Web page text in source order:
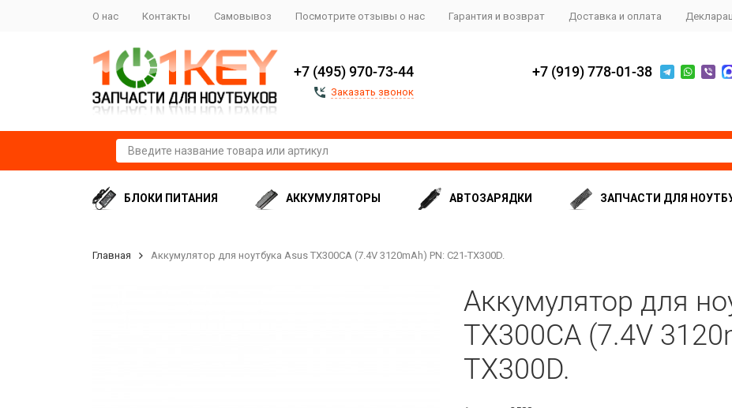
О нас Контакты Самовывоз Посмотрите отзывы о нас Гарантия и возврат Доставка и оплата
+7 (495) 970-73-44
Заказать звонок
+7 (919) 778-01-38
БЛОКИ ПИТАНИЯ АККУМУЛЯТОРЫ АВТОЗАРЯДКИ ЗАПЧАСТИ ДЛЯ
Главная Аккумулятор для ноутбука Asus TX300CA (7.4V 3120mAh) PN: С21-TX300D.
Аккумулятор для
TX300CA (7.4V
TX300D.